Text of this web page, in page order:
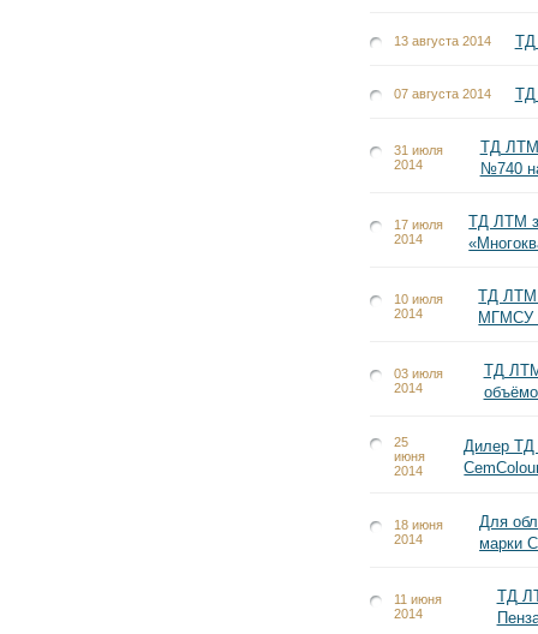
13 августа 2014 ТД
07 августа 2014 ТД
31 июля
2014
ТД ЛТМ
№740
17 июля
2014
ТД ЛТМ
10 июля
2014
ТД ЛТМ
МГМСУ
03 июля
2014
ТД ЛТМ
25
июня
2014
Дилер ТД
18 июня
2014
Для
марки
11 июня
2014
ТД